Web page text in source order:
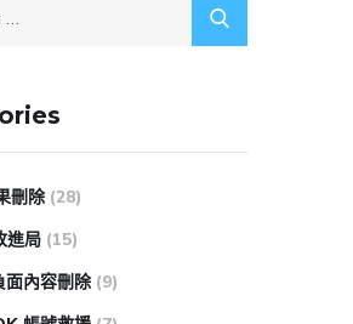
刪除 (28)
進局 (15)
內容刪除 (9)